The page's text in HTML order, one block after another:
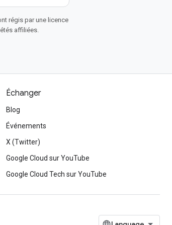
régis par une licence
affiliées.
Échanger
Blog
Événements
X (Twitter)
Google Cloud sur YouTube
Google Cloud Tech sur YouTube